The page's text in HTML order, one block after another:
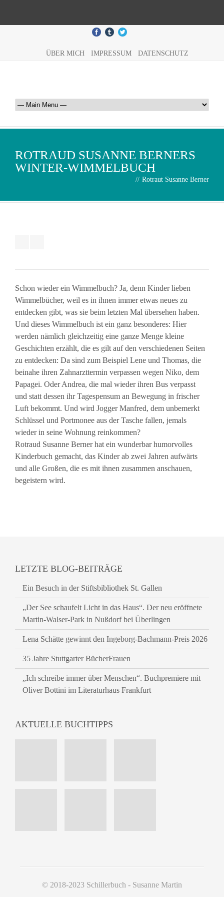
ÜBER MICH IMPRESSUM DATENSCHUTZ
ROTRAUD SUSANNE BERNERS
WINTER-WIMMELBUCH
// Rotraut Susanne Berner
Schon wieder ein Wimmelbuch? Ja, denn Kinder lieben
Wimmelbücher, weil es in ihnen immer etwas neues zu
entdecken gibt, was sie beim letzten Mal übersehen haben.
Und dieses Wimmelbuch ist ein ganz besonderes: Hier
werden nämlich gleichzeitig eine ganze Menge kleine
Geschichten erzählt, die es gilt auf den verschiedenen Seiten
zu entdecken: Da sind zum Beispiel Lene und Thomas, die
beinahe ihren Zahnarzttermin verpassen wegen Niko, dem
Papagei. Oder Andrea, die mal wieder ihren Bus verpasst
und statt dessen ihr Tagespensum an Bewegung in frischer
Luft bekommt. Und wird Jogger Manfred, dem unbemerkt
Schlüssel und Portmonee aus der Tasche fallen, jemals
wieder in seine Wohnung reinkommen?
Rotraud Susanne Berner hat ein wunderbar humorvolles
Kinderbuch gemacht, das Kinder ab zwei Jahren aufwärts
und alle Großen, die es mit ihnen zusammen anschauen,
begeistern wird.
LETZTE BLOG-BEITRÄGE
Ein Besuch in der Stiftsbibliothek St. Gallen
„Der See schaufelt Licht in das Haus“. Der neu eröffnete
Martin-Walser-Park in Nußdorf bei Überlingen
Lena Schätte gewinnt den Ingeborg-Bachmann-Preis 2026
35 Jahre Stuttgarter BücherFrauen
„Ich schreibe immer über Menschen“. Buchpremiere mit
Oliver Bottini im Literaturhaus Frankfurt
AKTUELLE BUCHTIPPS
© 2018-2023 Schillerbuch - Susanne Martin